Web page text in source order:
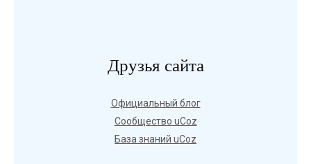
Друзья сайта
Официальный блог
Сообщество uCoz
База знаний uCoz